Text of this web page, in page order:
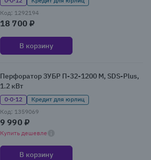
Код: 1292194
18 700 ₽
В корзину
Перфоратор ЗУБР П-32-1200 М, SDS-Plus,
1.2 кВт
0·0·12
Кредит для юрлиц
Код: 1359069
9 990 ₽
Купить дешевле
В корзину